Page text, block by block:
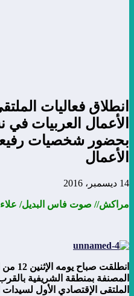
انطلاق فعاليات
الأعمال العربيات
بحضور شخصيات
الأعمال
14 ديسمبر، 2016
مراكش// صوت فاس البديل/
المصنفة بمنطقة الشريفية
الملتقى الإقتصادي الأول لسيدات